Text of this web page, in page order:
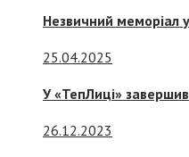
Незвичний меморіал
25.04.2025
У «ТепЛиці»
26.12.2023